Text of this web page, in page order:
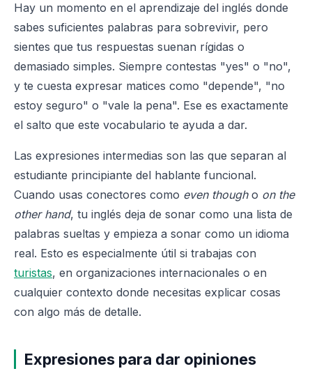
Hay un momento en el aprendizaje del inglés donde
sabes suficientes palabras para sobrevivir, pero
sientes que tus respuestas suenan rígidas o
demasiado simples. Siempre contestas "yes" o "no",
y te cuesta expresar matices como "depende", "no
estoy seguro" o "vale la pena". Ese es exactamente
el salto que este vocabulario te ayuda a dar.
Las expresiones intermedias son las que separan al
estudiante principiante del hablante funcional.
Cuando usas conectores como even thougho on the
other hand, tu inglés deja de sonar como una lista de
palabras sueltas y empieza a sonar como un idioma
real. Esto es especialmente útil si trabajas con
turistas, en organizaciones internacionales o en
cualquier contexto donde necesitas explicar cosas
con algo más de detalle.
Expresiones para dar opiniones